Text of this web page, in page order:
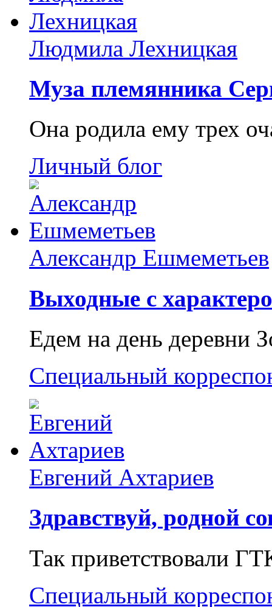
Людмила Лехницкая
Муза племянника
Она родила ему трех
Личный блог
Александр Ешмеметьев
Выходные с
Едем на день деревни
Специальный
Евгений Ахтариев
Здравствуй, родной
Так приветствовали
Специальный